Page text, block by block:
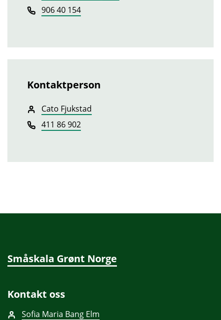
906 40 154
Kontaktperson
Cato Fjukstad
411 86 902
Småskala Grønt Norge
Kontakt oss
Sofia Maria Bang Elm